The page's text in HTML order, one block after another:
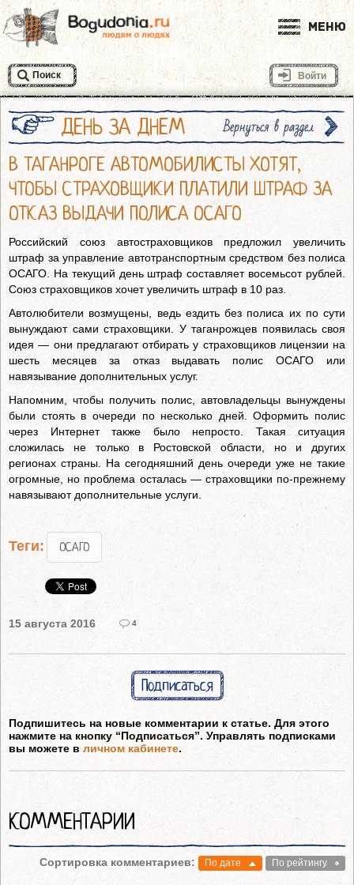
Меню
Поиск Войти
ДЕНЬ ЗА ДНЕМ Вернуться в раздел
В ТАГАНРОГЕ АВТОМОБИЛИСТЫ ХОТЯТ,
ЧТОБЫ СТРАХОВЩИКИ ПЛАТИЛИ ШТРАФ ЗА
ОТКАЗ ВЫДАЧИ ПОЛИСА ОСАГО
Российский союз автостраховщиков предложил увеличить
штраф за управление автотранспортным средством без полиса
ОСАГО. На текущий день штраф составляет восемьсот рублей.
Союз страховщиков хочет увеличить штраф в 10 раз.
Автолюбители возмущены, ведь ездить без полиса их по сути
вынуждают сами страховщики. У таганрожцев появилась своя
идея — они предлагают отбирать у страховщиков лицензии на
шесть месяцев за отказ выдавать полис ОСАГО или
навязывание дополнительных услуг.
Напомним, чтобы получить полис, автовладельцы вынуждены
были стоять в очереди по несколько дней. Оформить полис
через Интернет также было непросто. Такая ситуация
сложилась не только в Ростовской области, но и других
регионах страны. На сегодняшний день очереди уже не такие
огромные, но проблема осталась — страховщики по-прежнему
навязывают дополнительные услуги.
Теги: ОСАГО
15 августа 2016 4
Подписаться
Подпишитесь на новые комментарии к статье. Для этого
нажмите на кнопку “Подписаться”. Управлять подписками
вы можете в личном кабинете.
КОММЕНТАРИИ
Сортировка комментариев: По дате По рейтингу